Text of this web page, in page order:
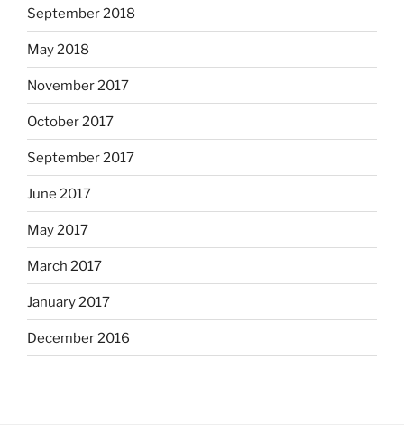
September 2018
May 2018
November 2017
October 2017
September 2017
June 2017
May 2017
March 2017
January 2017
December 2016